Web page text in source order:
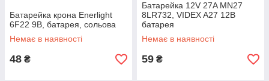
Батарейка крона Enerlight
6F22 9В, батарея, сольова
Немає в наявності
48 ₴
Батарейка 12V 27A MN27
8LR732, VIDEX A27 12В
батарея
Немає в наявності
59 ₴